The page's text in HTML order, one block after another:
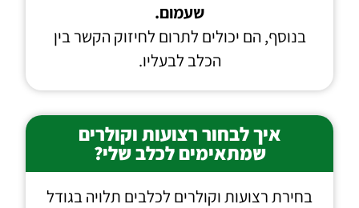
שעמום.
בנוסף, הם יכולים לתרום לחיזוק הקשר בין
הכלב לבעליו.
איך לבחור רצועות וקולרים
שמתאימים לכלב שלי?
בחירת רצועות וקולרים לכלבים תלויה בגודל